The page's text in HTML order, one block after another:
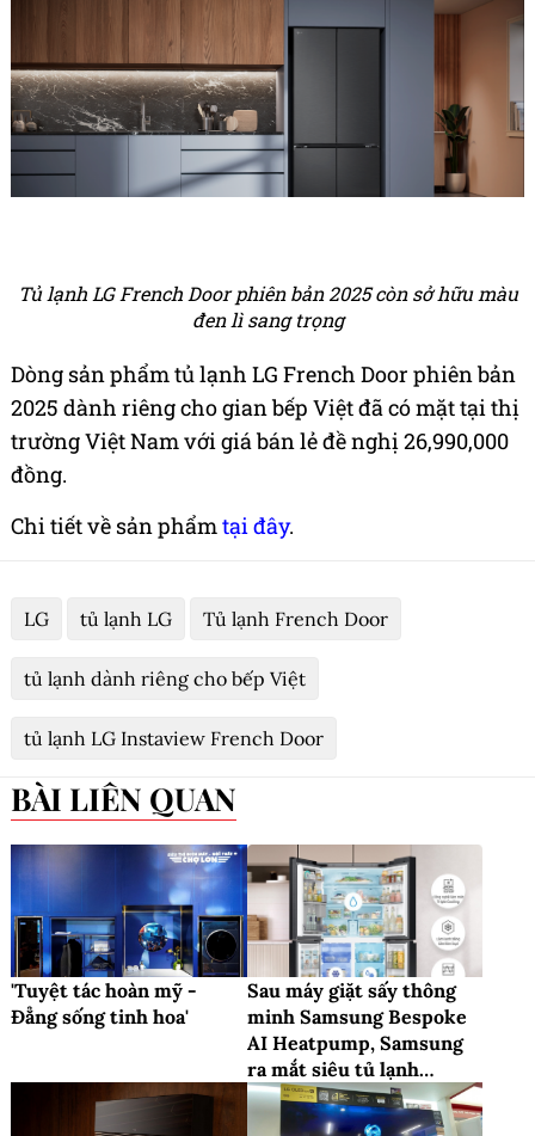
Tủ lạnh LG French Door phiên bản 2025 còn sở hữu màu
đen lì sang trọng
Dòng sản phẩm tủ lạnh LG French Door phiên bản
2025 dành riêng cho gian bếp Việt đã có mặt tại thị
trường Việt Nam với giá bán lẻ đề nghị 26,990,000
đồng.
Chi tiết về sản phẩmtại đây.
LG tủ lạnh LG Tủ lạnh French Door
tủ lạnh dành riêng cho bếp Việt
tủ lạnh LG Instaview French Door
BÀI LIÊN QUAN
'Tuyệt tác hoàn mỹ -
Đẳng sống tinh hoa'
Sau máy giặt sấy thông
minh Samsung Bespoke
AI Heatpump, Samsung
ra mắt siêu tủ lạnh
Bespoke AI Family
Hub™+